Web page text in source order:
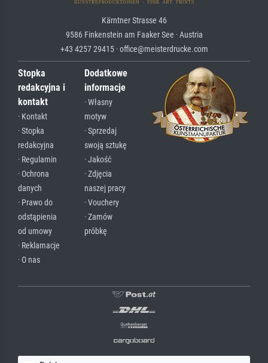
Kärntner Strasse 46
9586 Finkenstein am Faaker See · Austria
+43 4257 29415 · office@meisterdrucke.com
Stopka
redakcyjna i
kontakt
· Kontakt
· Stopka
redakcyjna
· Regulamin
· Ochrona
danych
· Prawo do
odstąpienia
od umowy
· Reklamacje
· O nas
Dodatkowe
informacje
· Własny
motyw
· Sprzedaj
swoją sztukę
· Jakość
· Zdjęcia
naszej pracy
· Vouchery
· Zamów
próbkę